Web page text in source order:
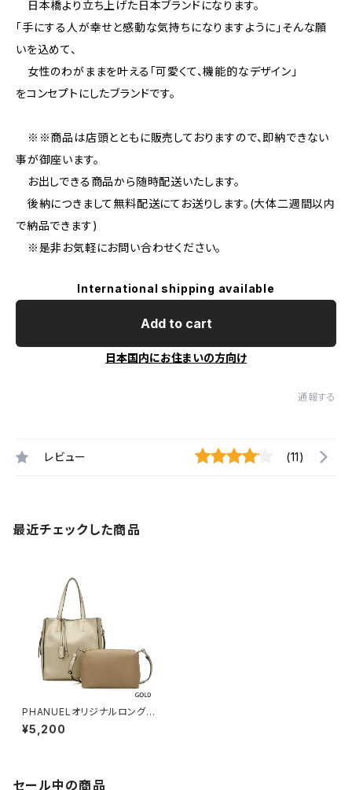
日本橋より立ち上げた日本ブランドになります。
「手にする人が幸せと感動な気持ちになりますように」そんな願
いを込めて、
女性のわがままを叶える「可愛くて、機能的なデザイン」
をコンセプトにしたブランドです。
※※商品は店頭とともに販売しておりますので、即納できない
事が御座います。
お出しできる商品から随時配送いたします。
後納につきまして無料配送にてお送りします。(大体二週間以内
で納品できます)
※是非お気軽にお問い合わせください。
International shipping available
Add to cart
日本国内にお住まいの方向け
通報する
レビュー (11)
最近チェックした商品
PHANUELオリジナルロングセ
ラー 縦長トートバッグ バッグ
インバッグ
¥5,200
セール中の商品